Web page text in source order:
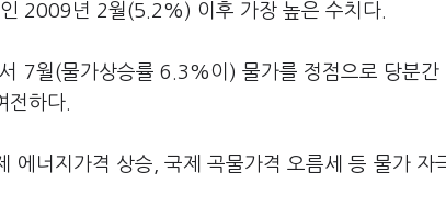
2009년 2월(5.2%) 이후 가장 높은 수치다.
7월(물가상승률 6.3%이) 물가를 정점으로 당분
전하다.
에너지가격 상승, 국제 곡물가격 오름세 등 물가 자